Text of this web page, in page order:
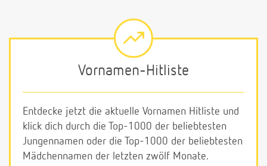
Vornamen-Hitliste
Entdecke jetzt die aktuelle Vornamen Hitliste und
klick dich durch die Top-1000 der beliebtesten
Jungennamen oder die Top-1000 der beliebtesten
Mädchennamen der letzten zwölf Monate.